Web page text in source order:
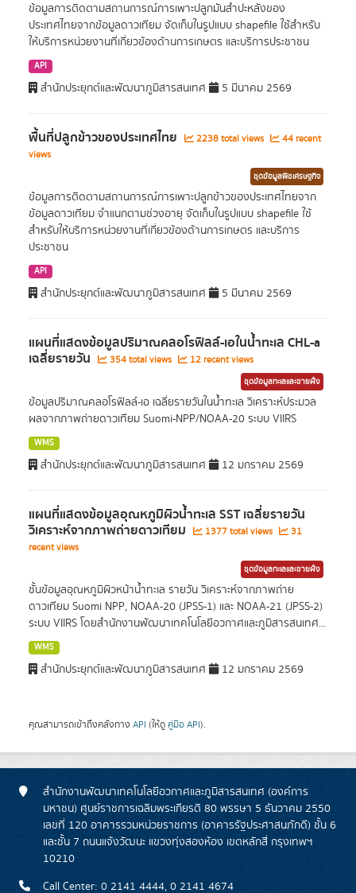
ข้อมูลการติดตามสถานการณ์การเพาะปลูกมันสำปะหลังของ
ประเทศไทยจากข้อมูลดาวเทียม จัดเก็บในรูปแบบ shapefile ใช้สำหรับ
ให้บริการหน่วยงานที่เกี่ยวข้องด้านการเกษตร และบริการประชาชน
API
สำนักประยุกต์และพัฒนาภูมิสารสนเทศ 5 มีนาคม 2569
พื้นที่ปลูกข้าวของประเทศไทย 2238 total views
44 recent
views
ชุดข้อมูลพืชเศรษฐกิจ
ข้อมูลการติดตามสถานการณ์การเพาะปลูกข้าวของประเทศไทยจาก
ข้อมูลดาวเทียม จำแนกตามช่วงอายุ จัดเก็บในรูปแบบ shapefile ใช้
สำหรับให้บริการหน่วยงานที่เกี่ยวข้องด้านการเกษตร และบริการ
ประชาชน
API
สำนักประยุกต์และพัฒนาภูมิสารสนเทศ 5 มีนาคม 2569
แผนที่แสดงข้อมูลปริมาณคลอโรฟิลล์-เอในน้ำทะเล CHL-a
เฉลี่ยรายวัน 354 total views 12 recent views
ชุดข้อมูลทะเลและชายฝั่ง
ข้อมูลปริมาณคลอโรฟิลล์-เอ เฉลี่ยรายวันในน้ำทะเล วิเคราะห์ประมวล
ผลจากภาพถ่ายดาวเทียม Suomi-NPP/NOAA-20 ระบบ VIIRS
WMS
สำนักประยุกต์และพัฒนาภูมิสารสนเทศ 12 มกราคม 2569
แผนที่แสดงข้อมูลอุณหภูมิผิวน้ำทะเล SST เฉลี่ยรายวัน
วิเคราะห์จากภาพถ่ายดาวเทียม 1377 total views
31
recent views
ชุดข้อมูลทะเลและชายฝั่ง
ชั้นข้อมูลอุณหภูมิผิวหน้าน้ำทะเล รายวัน วิเคราะห์จากภาพถ่าย
ดาวเทียม Suomi NPP, NOAA-20 (JPSS-1) และ NOAA-21 (JPSS-2)
ระบบ VIIRS โดยสำนักงานพัฒนาเทคโนโลยีอวกาศและภูมิสารสนเทศ...
WMS
สำนักประยุกต์และพัฒนาภูมิสารสนเทศ 12 มกราคม 2569
คุณสามารถเข้าถึงคลังทาง API (ให้ดู คู่มือ API).
สำนักงานพัฒนาเทคโนโลยีอวกาศและภูมิสารสนเทศ (องค์การ
มหาชน) ศูนย์ราชการเฉลิมพระเกียรติ 80 พรรษา 5 ธันวาคม 2550
เลขที่ 120 อาคารรวมหน่วยราชการ (อาคารรัฐประศาสนภักดี) ชั้น 6
และชั้น 7 ถนนแจ้งวัฒนะ แขวงทุ่งสองห้อง เขตหลักสี่ กรุงเทพฯ
10210
Call Center: 0 2141 4444, 0 2141 4674